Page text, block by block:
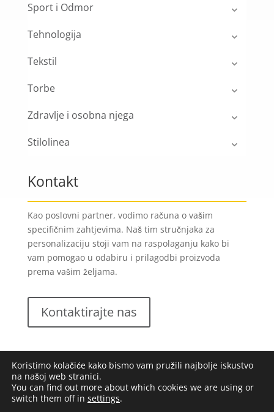
Sport i Odmor
Tehnologija
Tekstil
Torbe
Zdravlje i osobna njega
Stilolinea
Kontakt
Kao poslovni partner, vodimo računa o vašim
specifičnim zahtjevima. Naš tim stručnjaka za
personalizaciju stoji vam na raspolaganju kako bi
vam pomogao u odabiru i prilagodbi proizvoda
prema vašim željama.
Kontaktirajte nas
Lungomare d.o.o.2023. Sva prava pridržana |
Koristimo kolačiće kako bismo vam pružili najbolje iskustvo
na našoj web stranici.
You can find out more about which cookies we are using or
switch them off in settings.